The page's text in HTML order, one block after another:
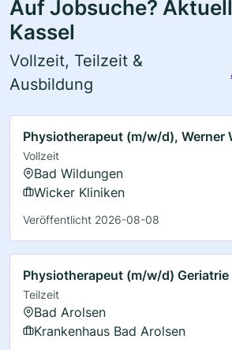
Auf Jobsuche?
Kassel
Vollzeit, Teilzeit &
Ausbildung
Physiotherapeut (m/w/d), Werner
Vollzeit
Bad Wildungen
Wicker Kliniken
Veröffentlicht 2026-08-08
Physiotherapeut (m/w/d) Geriatrie
Teilzeit
Bad Arolsen
Krankenhaus Bad Arolsen